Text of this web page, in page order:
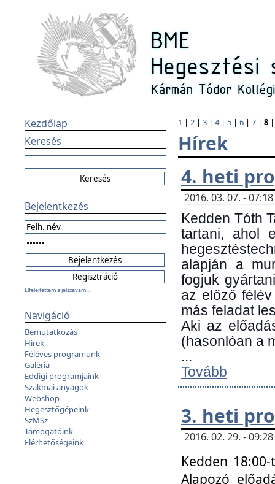
Kezdőlap
Keresés
Bejelentkezés
Elfelejtettem a jelszavam...
Navigáció
Bemutatkozás
Hírek
Féléves programunk
Galéria
Eddigi programjaink
Szakmai anyagok
Webshop
Hegesztőgépeink
SzMSz
Támogatóink
Elérhetőségeink
1 | 2 | 3 | 4| 5 | 6 | 7 | 8
Hírek
4. heti
2016. 03. 07. -
Kedden Tóth
tartani, ahol
alapján a
fogjuk
az előző
más feladat
Aki az
(hasonlóan a
...
Tovább
3. heti
2016. 02. 29. -
Kedden
Alapozó